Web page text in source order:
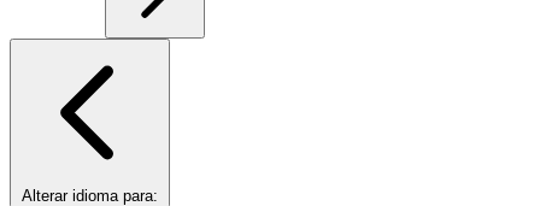
Alterar idioma para: